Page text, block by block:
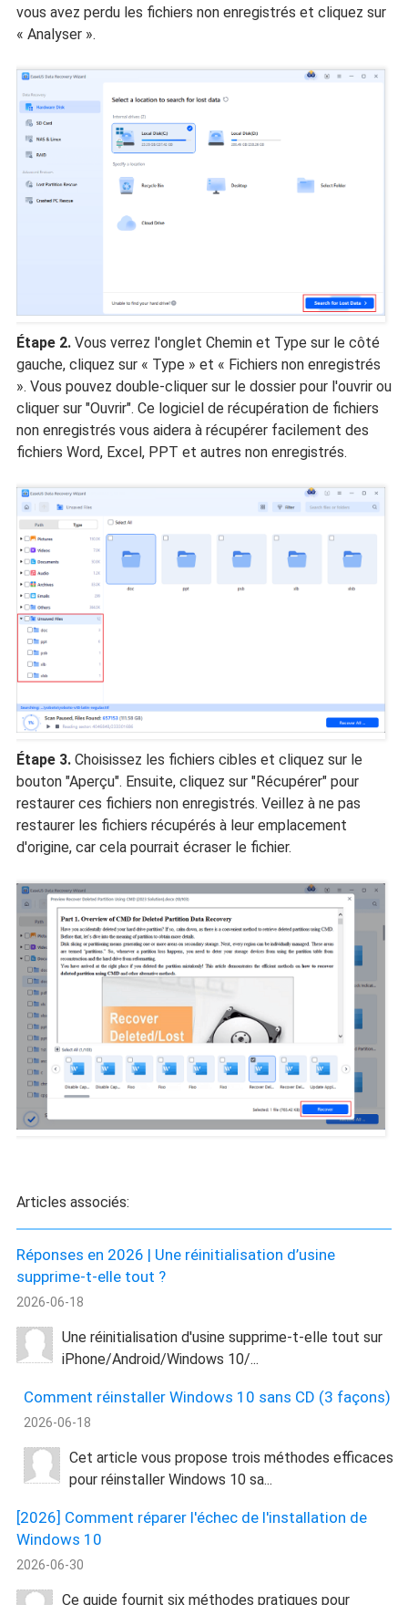
vous avez perdu les fichiers non enregistrés et cliquez sur
« Analyser ».
Étape 2.Vous verrez l'onglet Chemin et Type sur le côté
gauche, cliquez sur « Type » et « Fichiers non enregistrés
». Vous pouvez double-cliquer sur le dossier pour l'ouvrir ou
cliquer sur "Ouvrir". Ce logiciel de récupération de fichiers
non enregistrés vous aidera à récupérer facilement des
fichiers Word, Excel, PPT et autres non enregistrés.
Étape 3.Choisissez les fichiers cibles et cliquez sur le
bouton "Aperçu". Ensuite, cliquez sur "Récupérer" pour
restaurer ces fichiers non enregistrés. Veillez à ne pas
restaurer les fichiers récupérés à leur emplacement
d'origine, car cela pourrait écraser le fichier.
Articles associés:
Réponses en 2026 | Une réinitialisation d’usine
supprime-t-elle tout ?
2026-06-18
Une réinitialisation d'usine supprime-t-elle tout sur
iPhone/Android/Windows 10/...
Comment réinstaller Windows 10 sans CD (3 façons)
2026-06-18
Cet article vous propose trois méthodes efficaces
pour réinstaller Windows 10 sa...
[2026] Comment réparer l'échec de l'installation de
Windows 10
2026-06-30
Ce guide fournit six méthodes pratiques pour